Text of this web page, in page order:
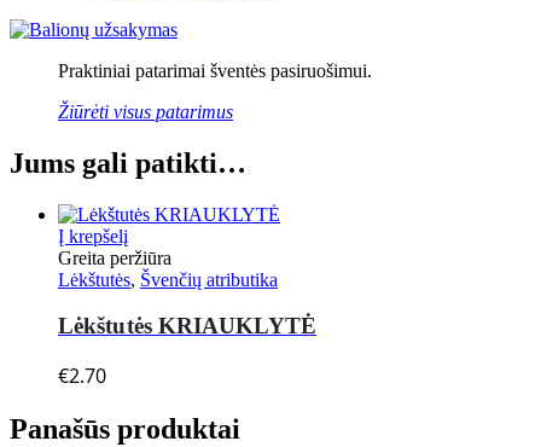
Praktiniai patarimai šventės pasiruošimui.
Žiūrėti visus patarimus
Jums gali patikti…
Į krepšelį
Greita peržiūra
Lėkštutės, Švenčių atributika
Lėkštutės KRIAUKLYTĖ
€2.70
Panašūs produktai